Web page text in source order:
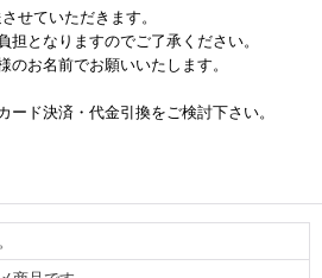
せていただきます。
となりますのでご了承ください。
お名前でお願いいたします。
ド決済・代金引換をご検討下さい。